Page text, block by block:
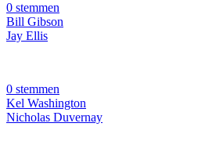
0 stemmen
Bill Gibson
Jay Ellis
0 stemmen
Kel Washington
Nicholas Duvernay